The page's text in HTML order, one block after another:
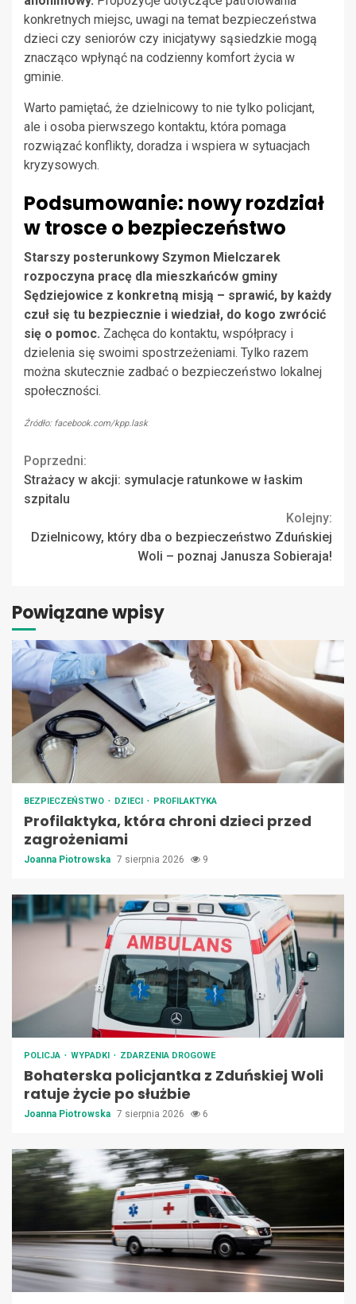
konkretnych miejsc, uwagi na temat bezpieczeństwa
dzieci czy seniorów czy inicjatywy sąsiedzkie mogą
znacząco wpłynąć na codzienny komfort życia w
gminie.
Warto pamiętać, że dzielnicowy to nie tylko policjant,
ale i osoba pierwszego kontaktu, która pomaga
rozwiązać konflikty, doradza i wspiera w sytuacjach
kryzysowych.
Podsumowanie: nowy rozdział
w trosce o bezpieczeństwo
Starszy posterunkowy Szymon Mielczarek
rozpoczyna pracę dla mieszkańców gminy
Sędziejowice z konkretną misją – sprawić, by każdy
czuł się tu bezpiecznie i wiedział, do kogo zwrócić
się o pomoc. Zachęca do kontaktu, współpracy i
dzielenia się swoimi spostrzeżeniami. Tylko razem
można skutecznie zadbać o bezpieczeństwo lokalnej
społeczności.
Źródło: facebook.com/kpp.lask
Continue
Reading
Poprzedni:
Strażacy w akcji: symulacje ratunkowe w łaskim
szpitalu
Kolejny:
Dzielnicowy, który dba o bezpieczeństwo Zduńskiej
Woli – poznaj Janusza Sobieraja!
Powiązane wpisy
BEZPIECZEŃSTWO DZIECI PROFILAKTYKA
Profilaktyka, która chroni dzieci przed
zagrożeniami
Joanna Piotrowska 7 sierpnia 2026 9
POLICJA WYPADKI ZDARZENIA DROGOWE
Bohaterska policjantka z Zduńskiej Woli
ratuje życie po służbie
Joanna Piotrowska 7 sierpnia 2026 6